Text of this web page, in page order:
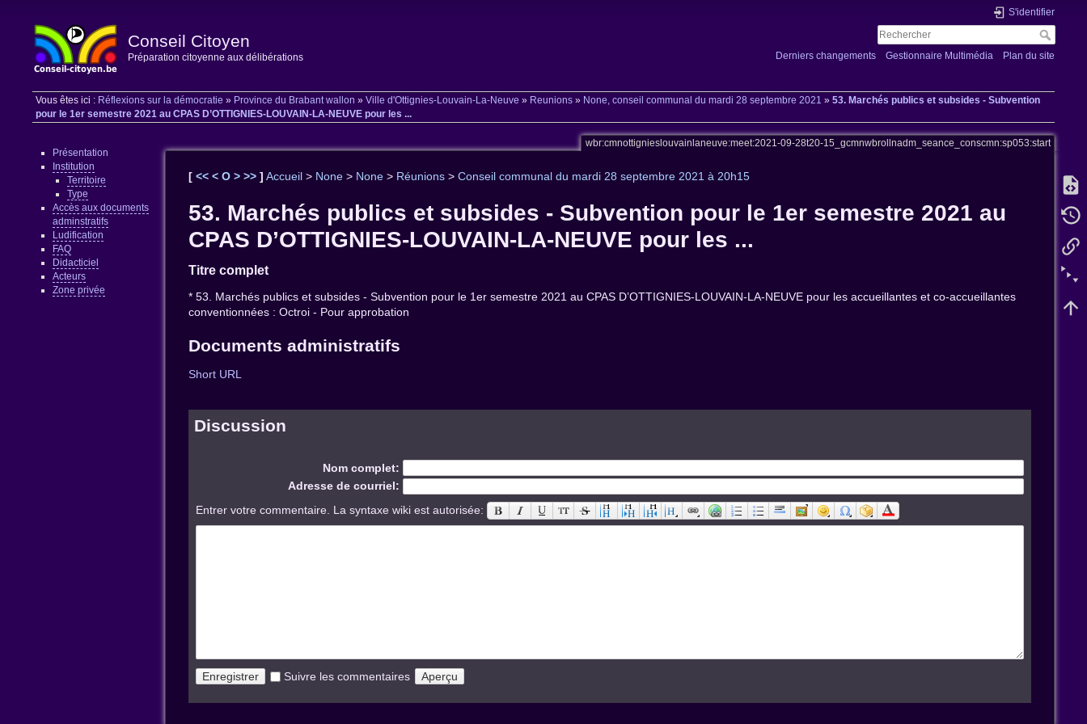
Conseil Citoyen
Préparation citoyenne aux délibérations
S'identifier
Derniers changements Gestionnaire Multimédia Plan du site
Vous êtes ici : Réflexions sur la démocratie » Province du Brabant wallon »Ville d'Ottignies-Louvain-La-Neuve » Reunions » None, conseil communal du mardi 28 septembre 2021 »53. Marchés publics et subsides - Subvention
pour le 1er semestre 2021 au CPAS D’OTTIGNIES-LOUVAIN-LA-NEUVE pour les ...
Présentation
Institution
Territoire
Type
Accès aux documents
adminstratifs
Ludification
FAQ
Didacticiel
Acteurs
Zone privée
wbr:cmnottignieslouvainlaneuve:meet:2021-09-28t20-15_gcmnwbrollnadm_seance_conscmn:sp053:start
[<<<O>>>] Accueil > None > None > Réunions >Conseil communal du mardi 28 septembre 2021 à 20h15
53. Marchés publics et subsides - Subvention pour le 1er semestre 2021 au
CPAS D’OTTIGNIES-LOUVAIN-LA-NEUVE pour les ...
Titre complet
* 53. Marchés publics et subsides - Subvention pour le 1er semestre 2021 au CPAS D’OTTIGNIES-LOUVAIN-LA-NEUVE pour les accueillantes et co-accueillantes
conventionnées : Octroi - Pour approbation
Documents administratifs
Short URL
Discussion
Nom complet:
Adresse de courriel:
Entrer votre commentaire. La syntaxe wiki est autorisée:
Suivre les commentaires